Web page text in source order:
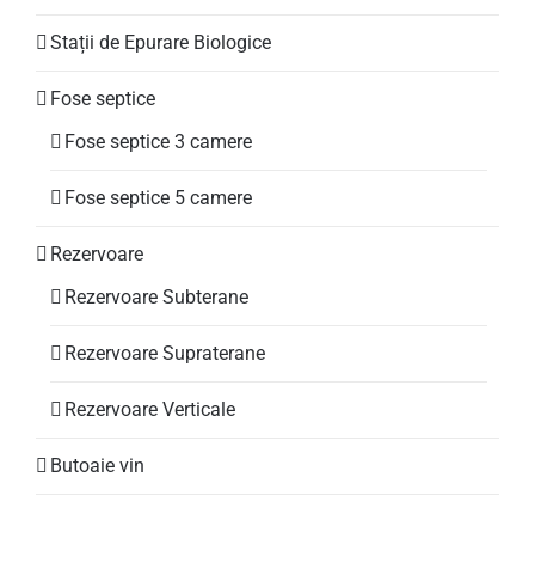
Stații de Epurare Biologice
Fose septice
Fose septice 3 camere
Fose septice 5 camere
Rezervoare
Rezervoare Subterane
Rezervoare Supraterane
Rezervoare Verticale
Butoaie vin